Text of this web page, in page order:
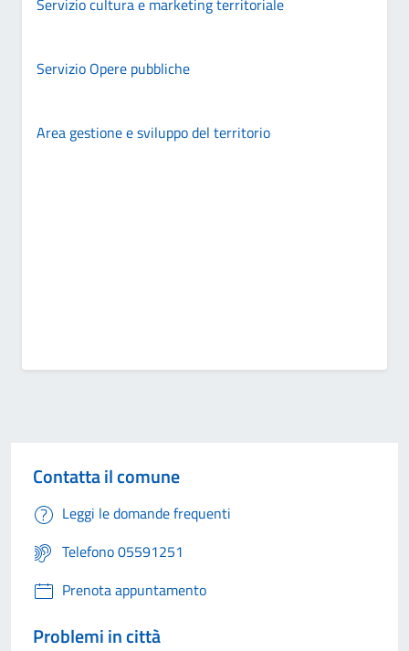
Servizio cultura e marketing territoriale
Servizio Opere pubbliche
Area gestione e sviluppo del territorio
Contatta il comune
Leggi le domande frequenti
Telefono 05591251
Prenota appuntamento
Problemi in città